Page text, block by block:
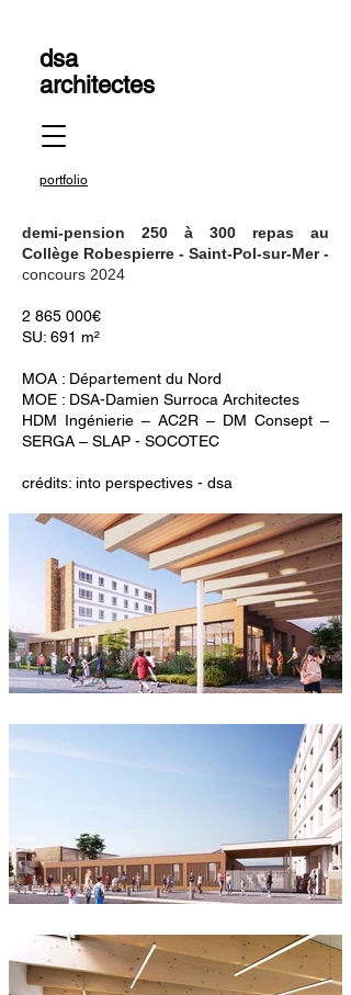
dsa
architectes
portfolio
demi-pension 250 à 300 repas au
Collège Robespierre - Saint-Pol-sur-Mer -
concours 2024
2 865 000€
SU: 691 m²
MOA : Département du Nord
MOE : DSA-Damien Surroca Architectes
HDM Ingénierie – AC2R – DM Consept –
SERGA – SLAP - SOCOTEC
crédits: into perspectives - dsa